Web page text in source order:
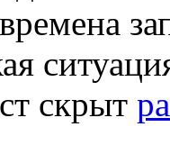
скрыт